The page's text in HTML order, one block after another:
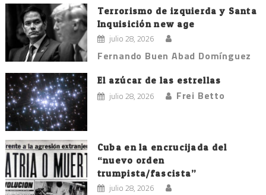
Terrorismo de izquierda y Santa
Inquisición new age
julio 28, 2026
Fernando Buen Abad Domínguez
El azúcar de las estrellas
julio 28, 2026 Frei Betto
Cuba en la encrucijada del
“nuevo orden
trumpista/fascista”
julio 28, 2026